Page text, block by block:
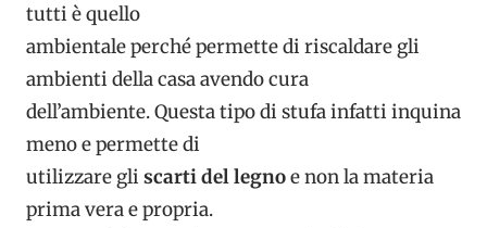
tutti è quello
ambientale perché permette di riscaldare gli
ambienti della casa avendo cura
dell’ambiente. Questa tipo di stufa infatti inquina
meno e permette di
utilizzare gli scarti del legnoe non la materia
prima vera e propria.